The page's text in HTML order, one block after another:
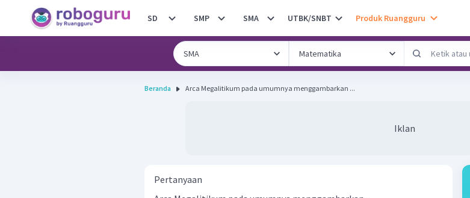
SD SMP SMA UTBK/SNBT Produk Ruangguru
Beranda Arca Megalitikum pada umumnya menggambarkan ...
Iklan
Pertanyaan